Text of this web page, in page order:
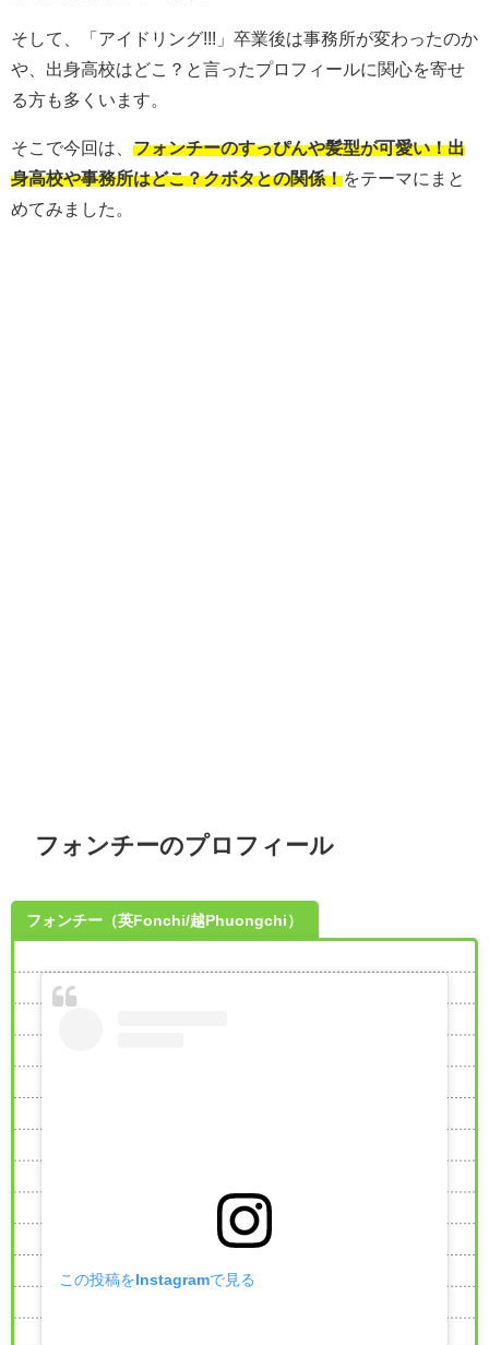
そして、「アイドリング!!!」卒業後は事務所が変わったのか
や、出身高校はどこ？と言ったプロフィールに関心を寄せ
る方も多くいます。
そこで今回は、 フォンチーのすっぴんや髪型が可愛い！出
身高校や事務所はどこ？クボタとの関係！をテーマにまと
めてみました。
フォンチーのプロフィール
フォンチー（英Fonchi/越Phuongchi）
この投稿をInstagramで見る